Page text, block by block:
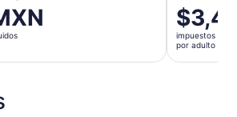
El
precio
es
de
impuestos y
por adulto